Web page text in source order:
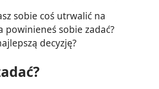
sobie coś utrwalić na
powinieneś sobie zadać?
decyzję?